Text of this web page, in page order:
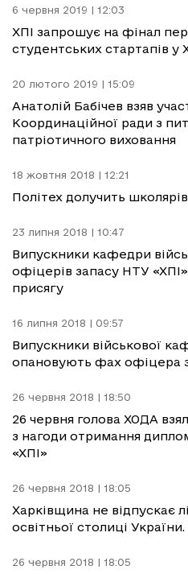
6 червня 2019 | 12:03
ХПІ запрошує на фінал
студентських стартапів у
20 лютого 2019 | 15:09
Анатолій Бабічев взяв
Координаційної ради з
патріотичного виховання
18 жовтня 2018 | 12:21
Політех долучить
23 липня 2018 | 10:47
Випускники кафедри
офіцерів запасу НТУ
присягу
16 липня 2018 | 09:57
Випускники військової
опановують фах офіцера
26 червня 2018 | 18:50
26 червня голова ХОДА
з нагоди отримання
«ХПІ»
26 червня 2018 | 18:05
Харківщина не відпускає
освітньої столиці
26 червня 2018 | 18:05